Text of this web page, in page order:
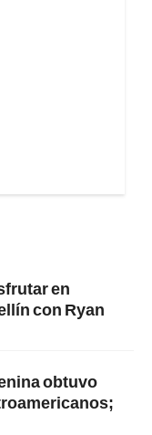
en
con Ryan
obtuvo